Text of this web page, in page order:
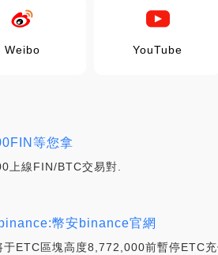
Weibo YouTube
等您拿
上線FIN/BTC交易對.
幣安binance官網
ETC區塊高度8,772,000前暫停ETC充